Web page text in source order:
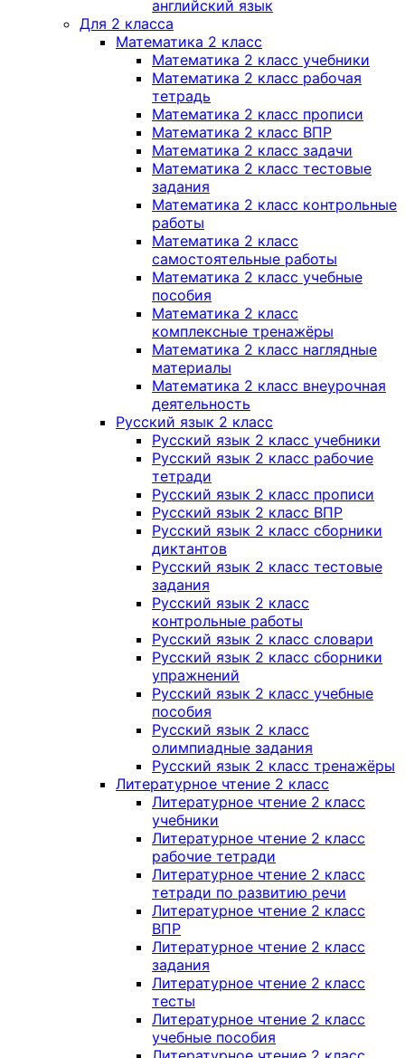
английский язык
Для 2 класса
Математика 2 класс
Математика 2 класс учебники
Математика 2 класс рабочая
тетрадь
Математика 2 класс прописи
Математика 2 класс ВПР
Математика 2 класс задачи
Математика 2 класс тестовые
задания
Математика 2 класс контрольные
работы
Математика 2 класс
самостоятельные работы
Математика 2 класс учебные
пособия
Математика 2 класс
комплексные тренажёры
Математика 2 класс наглядные
материалы
Математика 2 класс внеурочная
деятельность
Русский язык 2 класс
Русский язык 2 класс учебники
Русский язык 2 класс рабочие
тетради
Русский язык 2 класс прописи
Русский язык 2 класс ВПР
Русский язык 2 класс сборники
диктантов
Русский язык 2 класс тестовые
задания
Русский язык 2 класс
контрольные работы
Русский язык 2 класс словари
Русский язык 2 класс сборники
упражнений
Русский язык 2 класс учебные
пособия
Русский язык 2 класс
олимпиадные задания
Русский язык 2 класс тренажёры
Литературное чтение 2 класс
Литературное чтение 2 класс
учебники
Литературное чтение 2 класс
рабочие тетради
Литературное чтение 2 класс
тетради по развитию речи
Литературное чтение 2 класс
ВПР
Литературное чтение 2 класс
задания
Литературное чтение 2 класс
тесты
Литературное чтение 2 класс
учебные пособия